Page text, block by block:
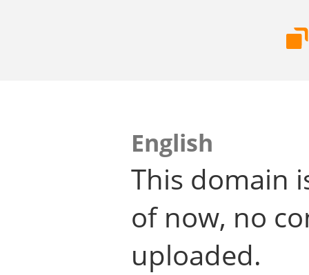
English
This domain
of now, no
uploaded.